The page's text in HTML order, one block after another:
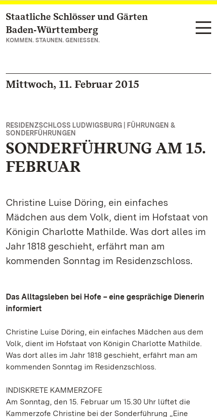
Zum Hauptinhalt springen
Staatliche Schlösser und Gärten
Baden‑Württemberg
KOMMEN. STAUNEN. GENIESSEN.
Mittwoch, 11. Februar 2015
RESIDENZSCHLOSS LUDWIGSBURG | FÜHRUNGEN &
SONDERFÜHRUNGEN
SONDERFÜHRUNG AM 15.
FEBRUAR
Christine Luise Döring, ein einfaches
Mädchen aus dem Volk, dient im Hofstaat von
Königin Charlotte Mathilde. Was dort alles im
Jahr 1818 geschieht, erfährt man am
kommenden Sonntag im Residenzschloss.
Das Alltagsleben bei Hofe – eine gesprächige Dienerin
informiert
Christine Luise Döring, ein einfaches Mädchen aus dem
Volk, dient im Hofstaat von Königin Charlotte Mathilde.
Was dort alles im Jahr 1818 geschieht, erfährt man am
kommenden Sonntag im Residenzschloss.
INDISKRETE KAMMERZOFE
Am Sonntag, den 15. Februar um 15.30 Uhr lüftet die
Kammerzofe Christine bei der Sonderführung „Eine